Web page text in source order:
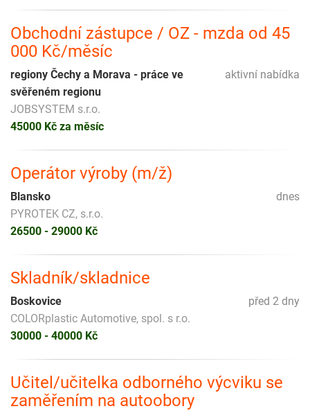
Obchodní zástupce / OZ - mzda od 45
000 Kč/měsíc
aktivní nabídka
regiony Čechy a Morava - práce ve
svěřeném regionu
JOBSYSTEM s.r.o.
45000 Kč za měsíc
Operátor výroby (m/ž)
dnes
Blansko
PYROTEK CZ, s.r.o.
26500 - 29000 Kč
Skladník/skladnice
před 2 dny
Boskovice
COLORplastic Automotive, spol. s r.o.
30000 - 40000 Kč
Učitel/učitelka odborného výcviku se
zaměřením na autoobory